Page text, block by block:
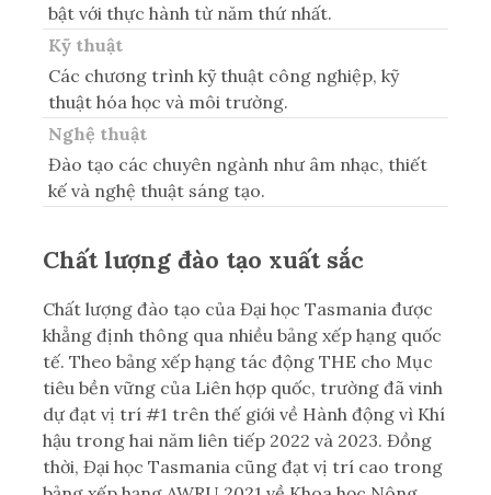
bật với thực hành từ năm thứ nhất.
Kỹ thuật
Các chương trình kỹ thuật công nghiệp, kỹ
thuật hóa học và môi trường.
Nghệ thuật
Đào tạo các chuyên ngành như âm nhạc, thiết
kế và nghệ thuật sáng tạo.
Chất lượng đào tạo xuất sắc
Chất lượng đào tạo của Đại học Tasmania được
khẳng định thông qua nhiều bảng xếp hạng quốc
tế. Theo bảng xếp hạng tác động THE cho Mục
tiêu bền vững của Liên hợp quốc, trường đã vinh
dự đạt vị trí #1 trên thế giới về Hành động vì Khí
hậu trong hai năm liên tiếp 2022 và 2023. Đồng
thời, Đại học Tasmania cũng đạt vị trí cao trong